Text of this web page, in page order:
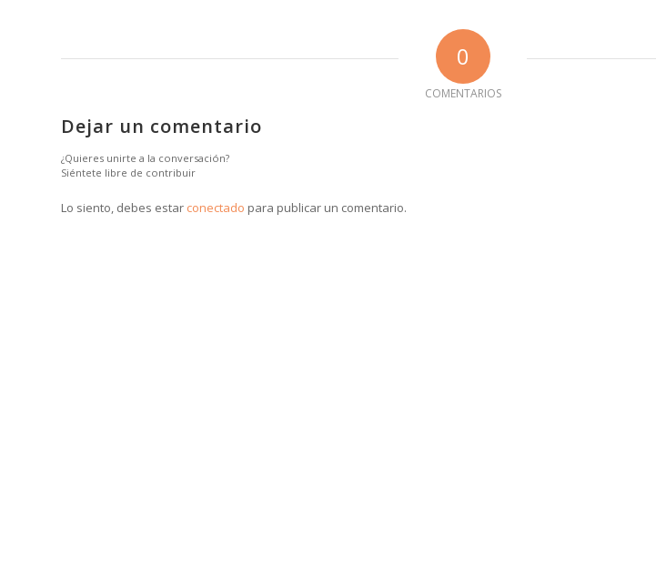
0
COMENTARIOS
Dejar un comentario
¿Quieres unirte a la conversación?
Siéntete libre de contribuir
Lo siento, debes estar conectado para publicar un comentario.